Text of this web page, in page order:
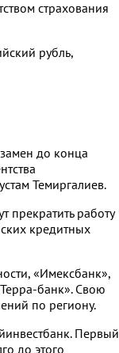
страхования
рубль,
до конца
Темиргалиев.
прекратить работу
кредитных
«Имексбанк»,
банк». Свою
по региону.
Первый
до этого